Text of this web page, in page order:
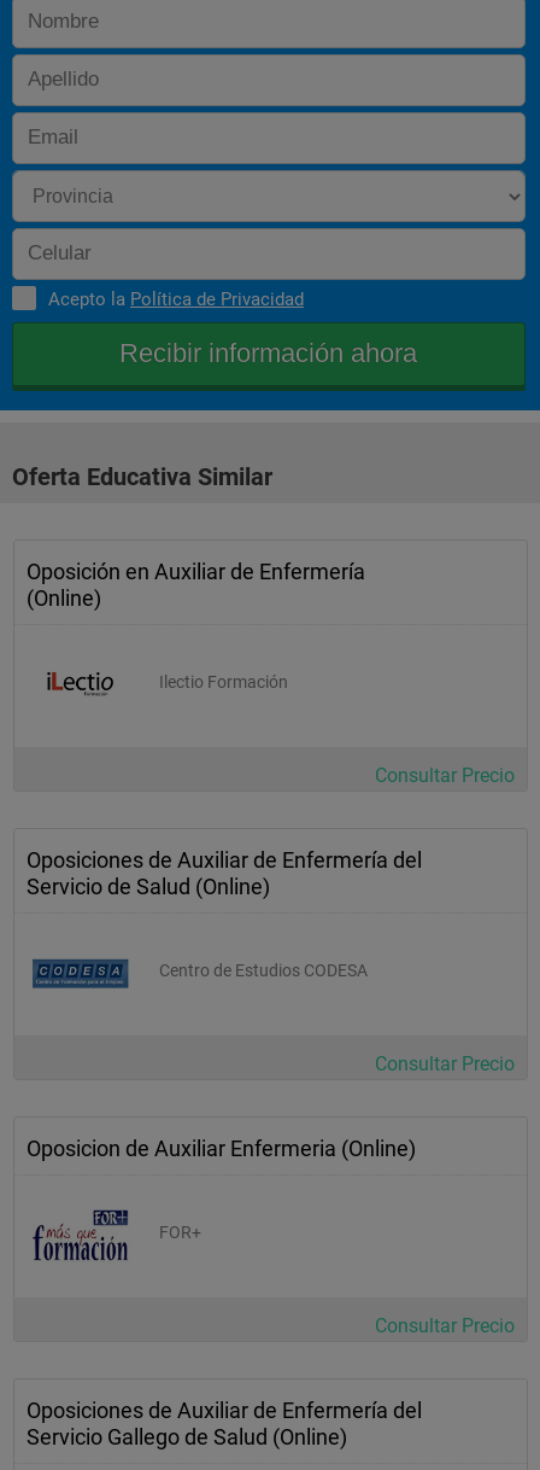
Acepto la Política de Privacidad
Oferta Educativa Similar
Oposición en Auxiliar de Enfermería
(Online)
Ilectio Formación
Consultar Precio
Oposiciones de Auxiliar de Enfermería del
Servicio de Salud (Online)
Centro de Estudios CODESA
Consultar Precio
Oposicion de Auxiliar Enfermeria (Online)
FOR+
Consultar Precio
Oposiciones de Auxiliar de Enfermería del
Servicio Gallego de Salud (Online)